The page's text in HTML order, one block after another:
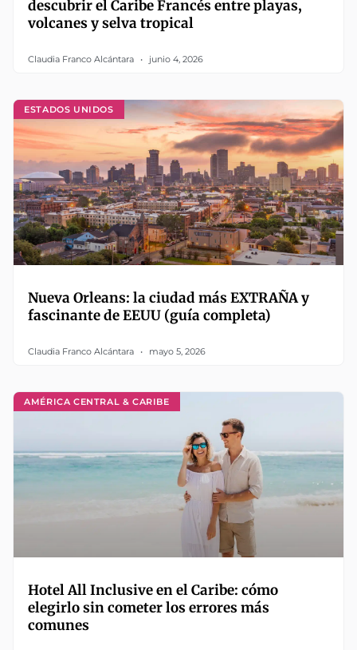
descubrir el Caribe Francés entre playas,
volcanes y selva tropical
Claudia Franco Alcántara junio 4, 2026
ESTADOS UNIDOS
Nueva Orleans: la ciudad más EXTRAÑA y
fascinante de EEUU (guía completa)
Claudia Franco Alcántara mayo 5, 2026
AMÉRICA CENTRAL & CARIBE
Hotel All Inclusive en el Caribe: cómo
elegirlo sin cometer los errores más
comunes